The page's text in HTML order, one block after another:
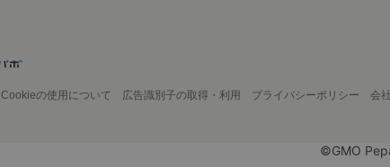
Cookieの使用について 広告識別子の取得・利用 プライバシーポリシー 会
©GMO